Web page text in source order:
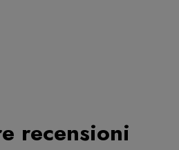
recensioni